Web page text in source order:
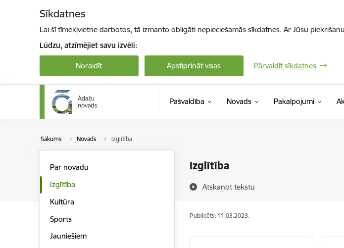
Sīkdatnes
Lai šī tīmekļvietne darbotos, tā izmanto obligāti nepieciešamās sīkdatnes. Ar Jūsu
Lūdzu, atzīmējiet savu izvēli:
Noraidīt Apstiprināt visas Pārvaldīt sīkdatnes
Pašvaldība Novads Pakalpojumi
Sākums Novads Izglītība
Izglītība
Atskaņot tekstu
Par novadu
Izglītība
Kultūra
Sports
Jauniešiem
Publicēts: 11.03.2023.